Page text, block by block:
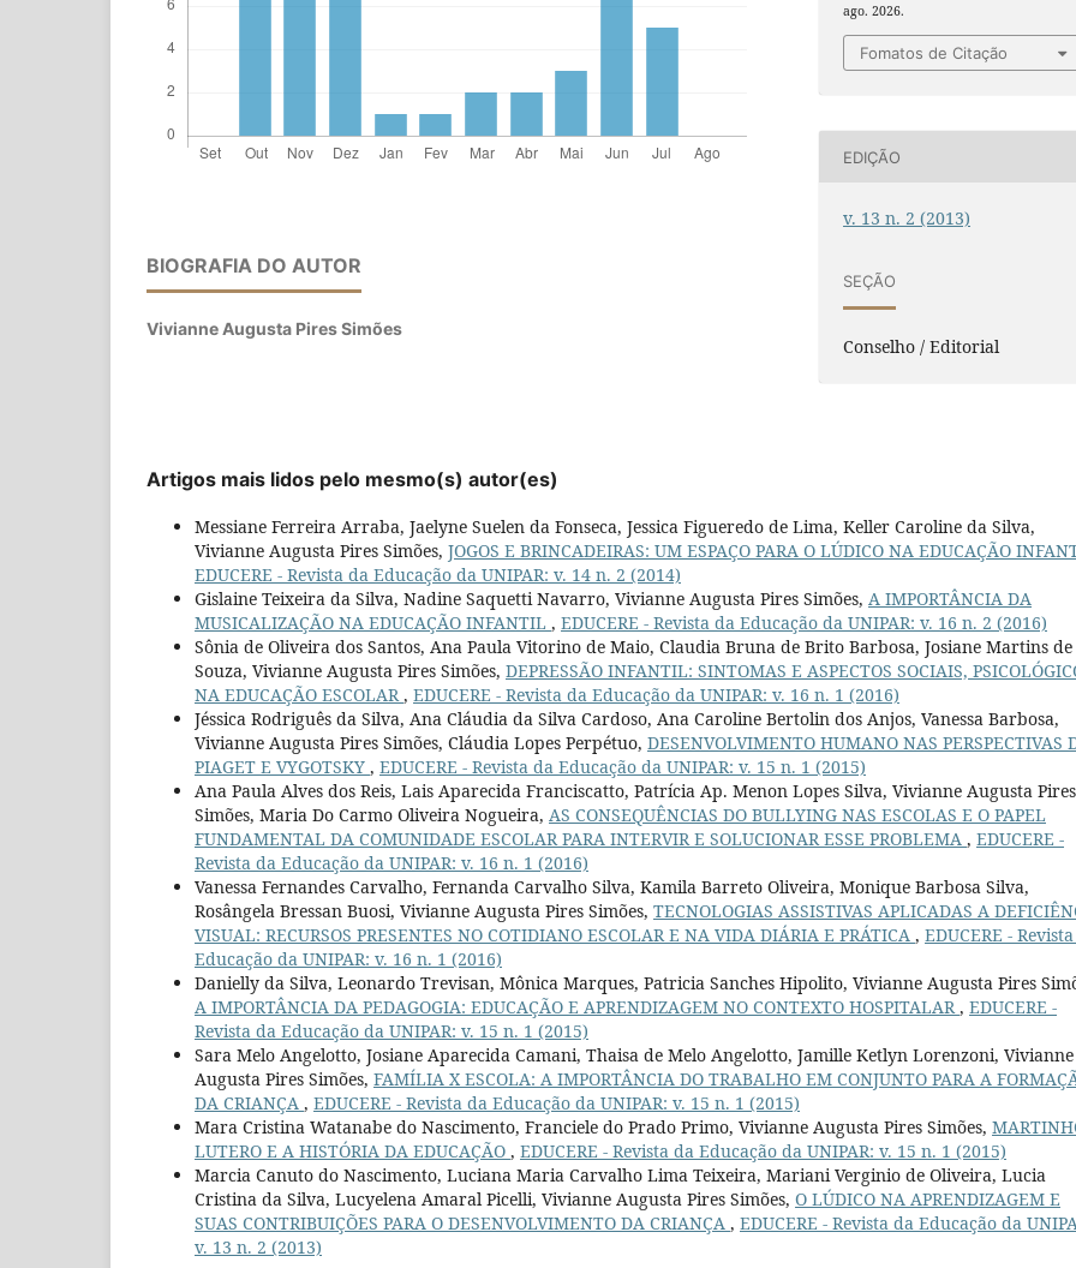
BIOGRAFIA DO AUTOR
Vivianne Augusta Pires Simões
ago. 2026.
Fomatos de Citação
EDIÇÃO
v. 13 n. 2 (2013)
SEÇÃO
Conselho / Editorial
Artigos mais lidos pelo mesmo(s) autor(es)
Messiane Ferreira Arraba, Jaelyne Suelen da Fonseca, Jessica Figueredo de Lima, Keller Caroline da Silva,
Vivianne Augusta Pires Simões, JOGOS E BRINCADEIRAS: UM ESPAÇO PARA O LÚDICO NA EDUCAÇÃO
EDUCERE - Revista da Educação da UNIPAR: v. 14 n. 2 (2014)
Gislaine Teixeira da Silva, Nadine Saquetti Navarro, Vivianne Augusta Pires Simões, A IMPORTÂNCIA DA
MUSICALIZAÇÃO NA EDUCAÇÃO INFANTIL , EDUCERE - Revista da Educação da UNIPAR: v. 16 n. 2 (2016)
Sônia de Oliveira dos Santos, Ana Paula Vitorino de Maio, Claudia Bruna de Brito Barbosa, Josiane Martins de
Souza, Vivianne Augusta Pires Simões, DEPRESSÃO INFANTIL: SINTOMAS E ASPECTOS SOCIAIS,
NA EDUCAÇÃO ESCOLAR , EDUCERE - Revista da Educação da UNIPAR: v. 16 n. 1 (2016)
Jéssica Rodriguês da Silva, Ana Cláudia da Silva Cardoso, Ana Caroline Bertolin dos Anjos, Vanessa Barbosa,
Vivianne Augusta Pires Simões, Cláudia Lopes Perpétuo, DESENVOLVIMENTO HUMANO NAS PERSPECTIVAS
PIAGET E VYGOTSKY , EDUCERE - Revista da Educação da UNIPAR: v. 15 n. 1 (2015)
Ana Paula Alves dos Reis, Lais Aparecida Franciscatto, Patrícia Ap. Menon Lopes Silva, Vivianne Augusta Pires
Simões, Maria Do Carmo Oliveira Nogueira, AS CONSEQUÊNCIAS DO BULLYING NAS ESCOLAS E O PAPEL
FUNDAMENTAL DA COMUNIDADE ESCOLAR PARA INTERVIR E SOLUCIONAR ESSE PROBLEMA , EDUCERE -
Revista da Educação da UNIPAR: v. 16 n. 1 (2016)
Vanessa Fernandes Carvalho, Fernanda Carvalho Silva, Kamila Barreto Oliveira, Monique Barbosa Silva,
Rosângela Bressan Buosi, Vivianne Augusta Pires Simões, TECNOLOGIAS ASSISTIVAS APLICADAS A
VISUAL: RECURSOS PRESENTES NO COTIDIANO ESCOLAR E NA VIDA DIÁRIA E PRÁTICA , EDUCERE -
Educação da UNIPAR: v. 16 n. 1 (2016)
Danielly da Silva, Leonardo Trevisan, Mônica Marques, Patricia Sanches Hipolito, Vivianne Augusta Pires
A IMPORTÂNCIA DA PEDAGOGIA: EDUCAÇÃO E APRENDIZAGEM NO CONTEXTO HOSPITALAR , EDUCERE -
Revista da Educação da UNIPAR: v. 15 n. 1 (2015)
Sara Melo Angelotto, Josiane Aparecida Camani, Thaisa de Melo Angelotto, Jamille Ketlyn Lorenzoni, Vivianne
Augusta Pires Simões, FAMÍLIA X ESCOLA: A IMPORTÂNCIA DO TRABALHO EM CONJUNTO PARA A
DA CRIANÇA , EDUCERE - Revista da Educação da UNIPAR: v. 15 n. 1 (2015)
Mara Cristina Watanabe do Nascimento, Franciele do Prado Primo, Vivianne Augusta Pires Simões,
LUTERO E A HISTÓRIA DA EDUCAÇÃO , EDUCERE - Revista da Educação da UNIPAR: v. 15 n. 1 (2015)
Marcia Canuto do Nascimento, Luciana Maria Carvalho Lima Teixeira, Mariani Verginio de Oliveira, Lucia
Cristina da Silva, Lucyelena Amaral Picelli, Vivianne Augusta Pires Simões, O LÚDICO NA APRENDIZAGEM E
SUAS CONTRIBUIÇÕES PARA O DESENVOLVIMENTO DA CRIANÇA , EDUCERE - Revista da Educação da
v. 13 n. 2 (2013)